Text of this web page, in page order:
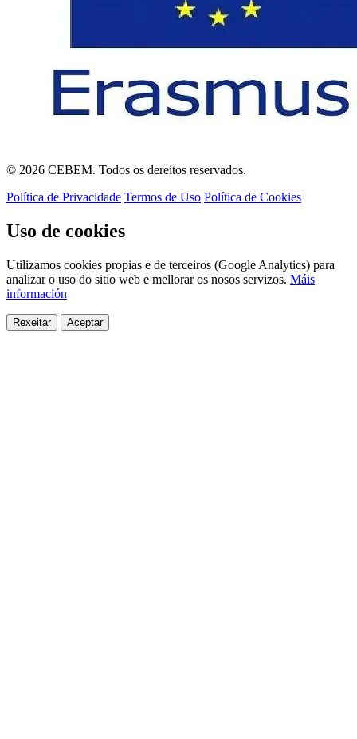
© 2026 CEBEM. Todos os dereitos reservados.
Política de Privacidade Termos de Uso Política de Cookies
Uso de cookies
Utilizamos cookies propias e de terceiros (Google Analytics) para
analizar o uso do sitio web e mellorar os nosos servizos. Máis
información
Rexeitar Aceptar